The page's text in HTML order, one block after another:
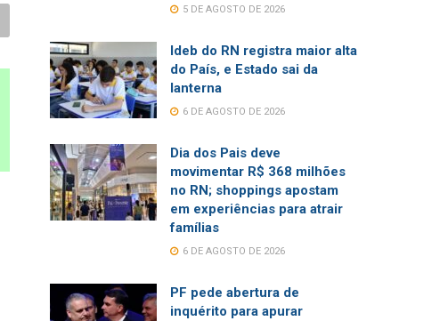
5 DE AGOSTO DE 2026
Ideb do RN registra maior alta
do País, e Estado sai da
lanterna
6 DE AGOSTO DE 2026
Dia dos Pais deve
movimentar R$ 368 milhões
no RN; shoppings apostam
em experiências para atrair
famílias
6 DE AGOSTO DE 2026
PF pede abertura de
inquérito para apurar